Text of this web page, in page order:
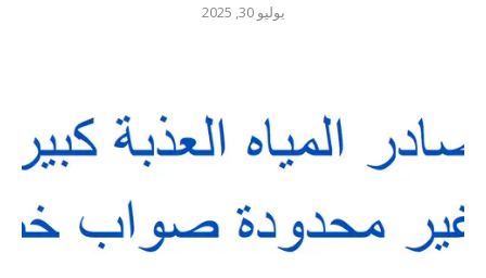
يوليو 30, 2025